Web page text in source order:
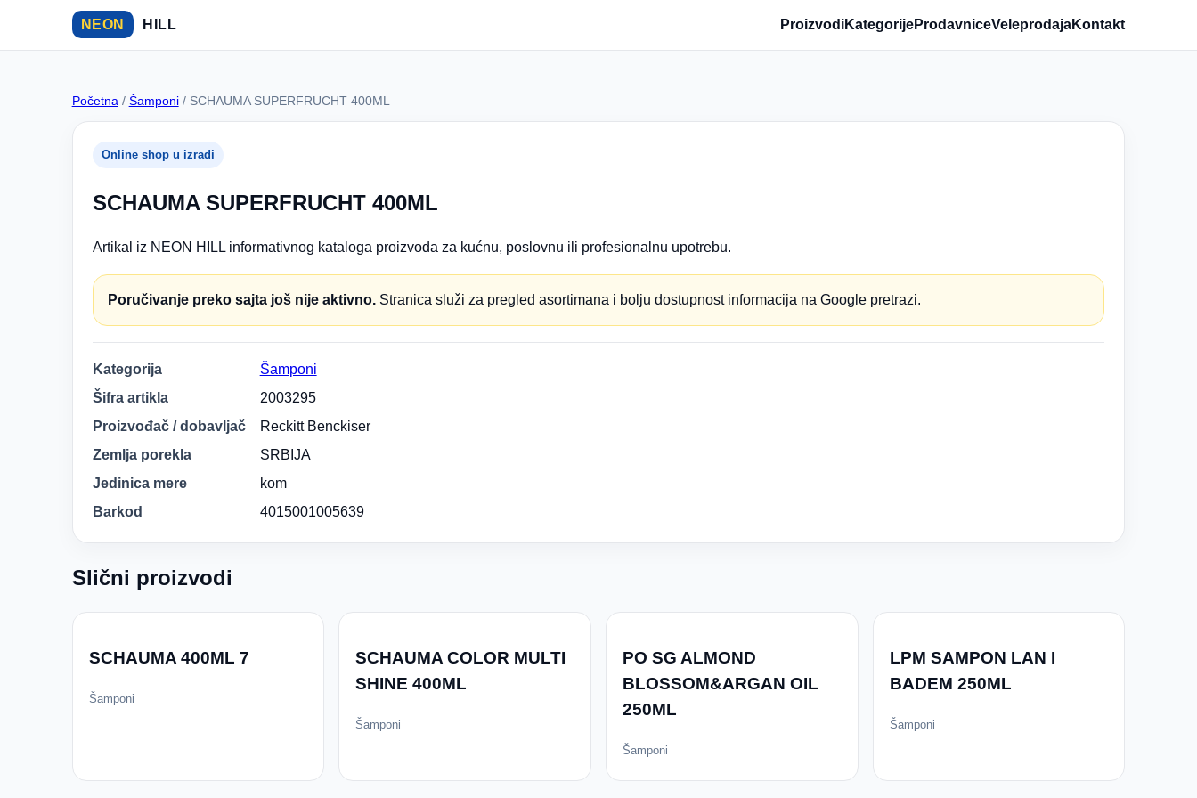
NEON HILL ProizvodiKategorijeProdavniceVeleprodajaKontakt
Početna / Šamponi/ SCHAUMA SUPERFRUCHT 400ML
Online shop u izradi
SCHAUMA SUPERFRUCHT 400ML
Artikal iz NEON HILL informativnog kataloga proizvoda za kućnu, poslovnu ili profesionalnu upotrebu.
Poručivanje preko sajta još nije aktivno.Stranica služi za pregled asortimana i bolju dostupnost informacija na Google pretrazi.
Kategorija
Šamponi
Šifra artikla
2003295
Proizvođač / dobavljač
Reckitt Benckiser
Zemlja porekla
SRBIJA
Jedinica mere
kom
Barkod
4015001005639
Slični proizvodi
SCHAUMA 400ML 7
Šamponi
SCHAUMA COLOR MULTI
SHINE 400ML
Šamponi
PO SG ALMOND
BLOSSOM&ARGAN OIL
250ML
Šamponi
LPM SAMPON LAN I
BADEM 250ML
Šamponi